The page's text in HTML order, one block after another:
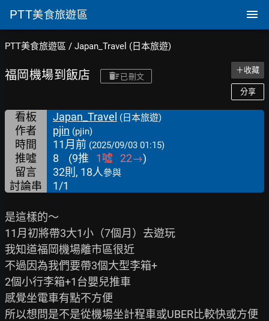
PTT美食旅遊區
PTT美食旅遊區 / Japan_Travel (日本旅遊)
福岡機場到飯店 已刪文
＋收藏
分享
看板 Japan_Travel (日本旅遊)
作者 pjin (pjin)
時間 11月前 (2025/09/03 01:15)
推噓 8 (9推 1噓 22→)
留言
32則, 18人參與
討論串 1/1
是這樣的～
11月初將帶3大1小（7個月）去遊玩
我知道福岡機場離市區很近
不過因為我們要帶3個大型李箱+
2個小行李箱+1台嬰兒推車
感覺坐電車有點不方便
所以想問是不是從機場坐計程車或UBER比較快或方便